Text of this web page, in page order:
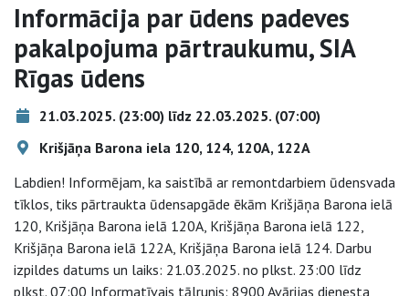
Informācija par ūdens padeves
pakalpojuma pārtraukumu, SIA
Rīgas ūdens
21.03.2025. (23:00) līdz 22.03.2025. (07:00)
Krišjāņa Barona iela 120, 124, 120A, 122A
Labdien! Informējam, ka saistībā ar remontdarbiem ūdensvada
tīklos, tiks pārtraukta ūdensapgāde ēkām Krišjāņa Barona ielā
120, Krišjāņa Barona ielā 120A, Krišjāņa Barona ielā 122,
Krišjāņa Barona ielā 122A, Krišjāņa Barona ielā 124. Darbu
izpildes datums un laiks: 21.03.2025. no plkst. 23:00 līdz
plkst. 07:00 Informatīvais tālrunis: 8900 Avārijas dienesta